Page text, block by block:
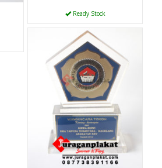
Ready Stock